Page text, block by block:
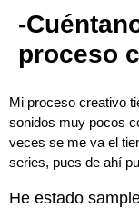
-
proceso
Mi proceso creativo
sonidos muy pocos
veces se me va el
series, pues de ahí
He estado